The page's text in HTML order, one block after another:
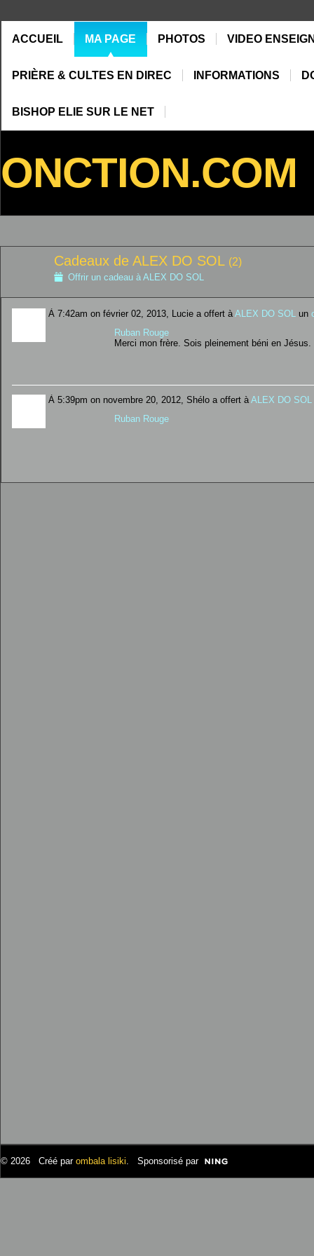
ACCUEIL MA PAGE PHOTOS VIDEO
PRIÈRE & CULTES EN DIREC INFORMATIONS
BISHOP ELIE SUR LE NET
ONCTION.COM
Cadeaux de ALEX DO SOL (2)
Offrir un cadeau à ALEX DO SOL
À 7:42am on février 02, 2013, Lucie a offert àALEX DO SOL un
Ruban Rouge
Merci mon frère. Sois pleinement béni en Jésus.
À 5:39pm on novembre 20, 2012, Shélo a offert àALEX DO SOL
Ruban Rouge
© 2026 Créé par ombala lisiki. Sponsorisé par